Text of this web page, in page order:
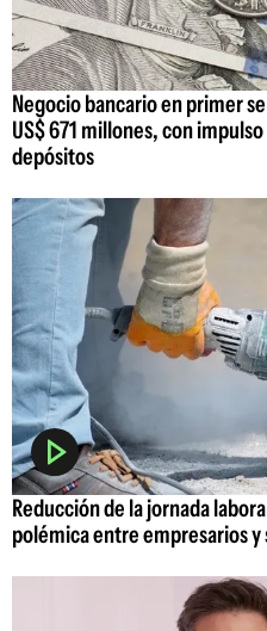
Negocio bancario en primer
US$ 671 millones, con
depósitos
Reducción de la jornada
polémica entre empresarios y